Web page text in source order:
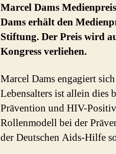
Marcel Dams
Dams erhält den
Stiftung. Der Preis wird
Kongress verliehen.
Marcel Dams engagiert
Lebensalters ist allein dies
Prävention und HIV-
Rollenmodell bei der
der Deutschen Aids-Hilfe